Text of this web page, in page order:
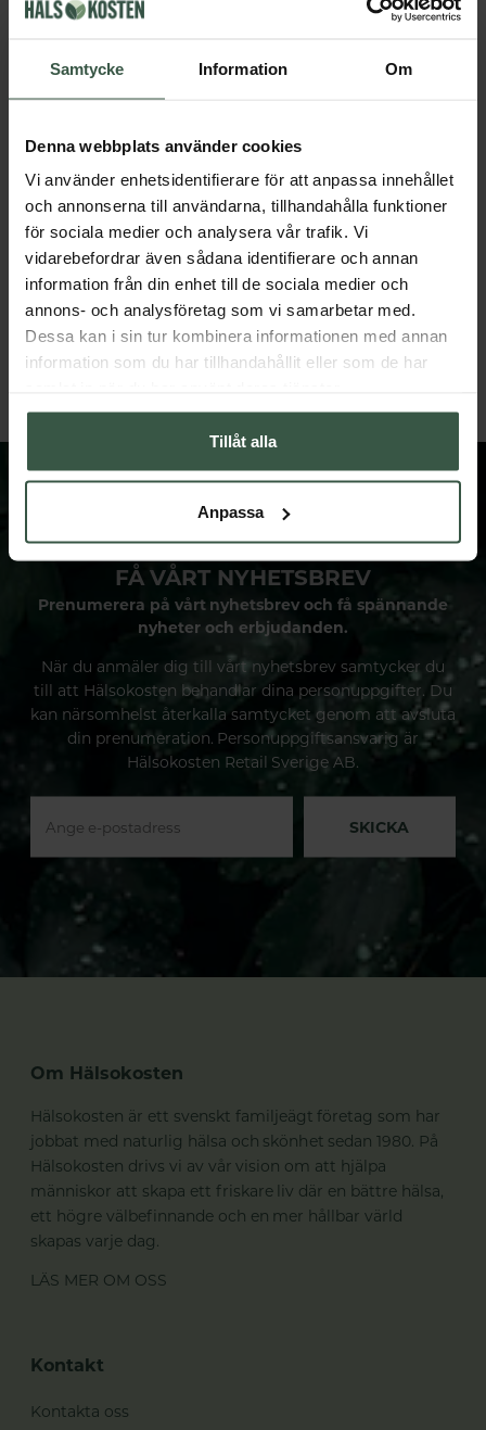
Samtycke Information Om
Denna webbplats använder cookies
Vi använder enhetsidentifierare för att anpassa innehållet
och annonserna till användarna, tillhandahålla funktioner
för sociala medier och analysera vår trafik. Vi
vidarebefordrar även sådana identifierare och annan
information från din enhet till de sociala medier och
annons- och analysföretag som vi samarbetar med.
Dessa kan i sin tur kombinera informationen med annan
information som du har tillhandahållit eller som de har
Tillåt alla
Anpassa
Andra köpte också
Marint Kollagen + Hyaluronsyra Ekonomipack 2x120k
Great Essentials
398 kr 498 kr
Great Essentials
498 kr 598 kr
FÅ VÅRT NYHETSBREV
Prenumerera på vårt nyhetsbrev och få spännande
nyheter och erbjudanden.
När du anmäler dig till vårt nyhetsbrev samtycker du
till att Hälsokosten behandlar dina personuppgifter. Du
kan närsomhelst återkalla samtycket genom att avsluta
din prenumeration. Personuppgiftsansvarig är
Hälsokosten Retail Sverige AB.
SKICKA
Om Hälsokosten
Hälsokosten är ett svenskt familjeägt företag som har
jobbat med naturlig hälsa och skönhet sedan 1980. På
Hälsokosten drivs vi av vår vision om att hjälpa
människor att skapa ett friskare liv där en bättre hälsa,
ett högre välbefinnande och en mer hållbar värld
skapas varje dag.
LÄS MER OM OSS
Kontakt
Kontakta oss